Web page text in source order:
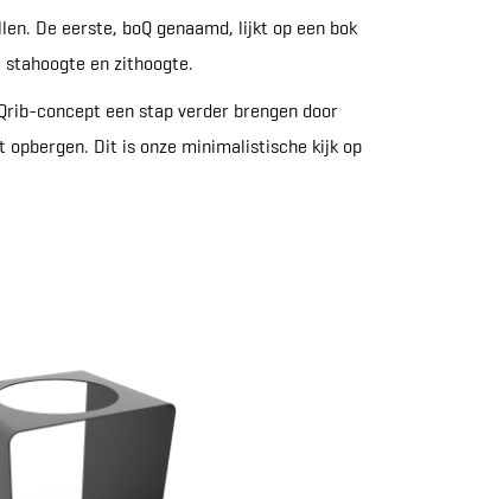
De eerste, boQ genaamd, lijkt op een bok
en zithoogte.
concept een stap verder brengen door
opbergen. Dit is onze minimalistische kijk op